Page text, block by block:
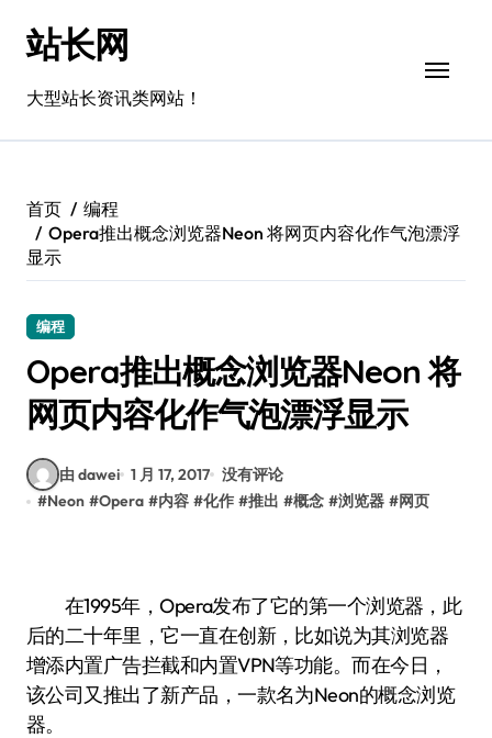
站长网
大型站长资讯类网站！
首页
编程
Opera推出概念浏览器Neon 将网页内容化作气泡漂浮
显示
编程
Opera推出概念浏览器Neon 将
网页内容化作气泡漂浮显示
由 dawei 1 月 17, 2017 没有评论
#Neon #Opera #内容 #化作 #推出 #概念 #浏览器 #网页
在1995年，Opera发布了它的第一个浏览器，此
后的二十年里，它一直在创新，比如说为其浏览器
增添内置广告拦截和内置VPN等功能。而在今日，
该公司又推出了新产品，一款名为Neon的概念浏览
器。